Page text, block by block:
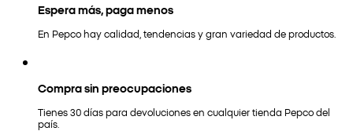
Espera más, paga menos
En Pepco hay calidad, tendencias y gran variedad de productos.
Compra sin preocupaciones
Tienes 30 días para devoluciones en cualquier tienda Pepco del
país.